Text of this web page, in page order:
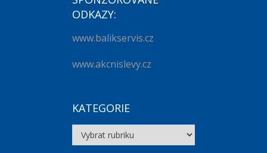
ODKAZY:
www.balikservis.cz
www.akcnislevy.cz
KATEGORIE
Kategorie